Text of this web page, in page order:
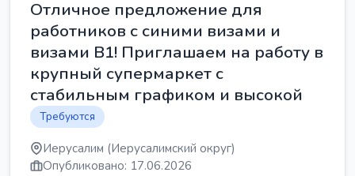
Отличное предложение для
работников с синими визами и
визами B1! Приглашаем на работу в
крупный супермаркет с
стабильным графиком и высокой
Требуются
Иерусалим (Иерусалимский округ)
Опубликовано: 17.06.2026